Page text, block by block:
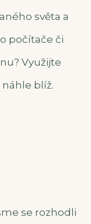
světa a
počítače či
Využijte
blíž.
se rozhodli